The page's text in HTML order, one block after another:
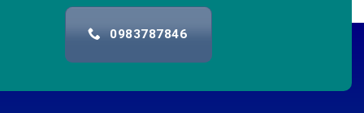
0983787846